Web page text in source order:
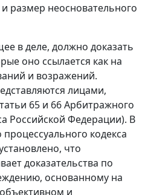
и размер неосновательного
в деле, должно доказать
оно ссылается как на
и возражений.
лицами,
65 и 66Арбитражного
Российской Федерации). В
кодекса
что
доказательства по
основанному на
и